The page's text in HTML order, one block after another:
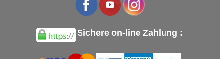
Sichere on-line Zahlung :